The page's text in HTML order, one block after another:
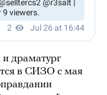
драматург
в СИЗО с мая